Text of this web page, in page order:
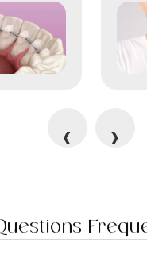
‹ ›